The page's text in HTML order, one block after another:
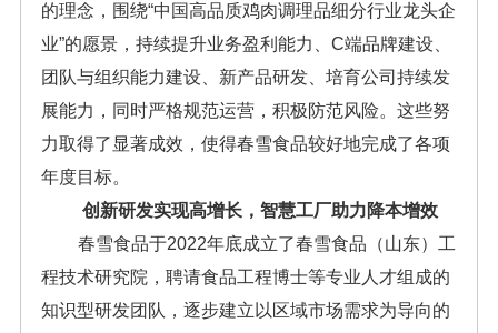
的理念，围绕“中国高品质鸡肉调理品细分行业龙头企
业”的愿景，持续提升业务盈利能力、C端品牌建设、
团队与组织能力建设、新产品研发、培育公司持续发
展能力，同时严格规范运营，积极防范风险。这些努
力取得了显著成效，使得春雪食品较好地完成了各项
年度目标。
创新研发实现高增长，智慧工厂助力降本增效
春雪食品于2022年底成立了春雪食品（山东）工
程技术研究院，聘请食品工程博士等专业人才组成的
知识型研发团队，逐步建立以区域市场需求为导向的